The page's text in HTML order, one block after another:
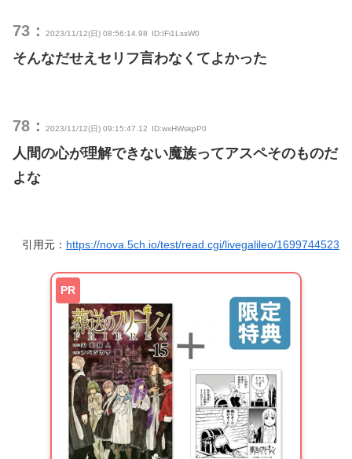
73： 2023/11/12(日) 08:56:14.98 ID:IFi1LssW0
そんなだせえセリフ言わなくてよかった
78： 2023/11/12(日) 09:15:47.12 ID:wxHWskpP0
人間の心が理解できない魔族ってアスペそのものだ
よな
引用元： https://nova.5ch.io/test/read.cgi/livegalileo/1699744523
PR